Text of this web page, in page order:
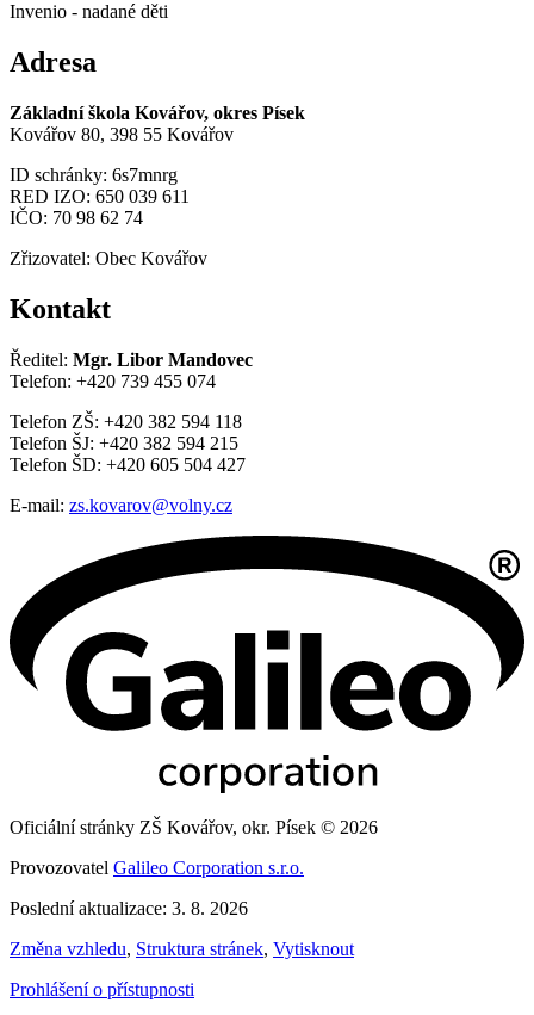
Invenio - nadané děti
Adresa
Základní škola Kovářov, okres Písek
Kovářov 80, 398 55 Kovářov
ID schránky: 6s7mnrg
RED IZO: 650 039 611
IČO: 70 98 62 74
Zřizovatel: Obec Kovářov
Kontakt
Ředitel: Mgr. Libor Mandovec
Telefon: +420 739 455 074
Telefon ZŠ: +420 382 594 118
Telefon ŠJ: +420 382 594 215
Telefon ŠD: +420 605 504 427
E-mail: zs.kovarov@volny.cz
Oficiální stránky ZŠ Kovářov, okr. Písek © 2026
Provozovatel Galileo Corporation s.r.o.
Poslední aktualizace: 3. 8. 2026
Změna vzhledu, Struktura stránek, Vytisknout
Prohlášení o přístupnosti